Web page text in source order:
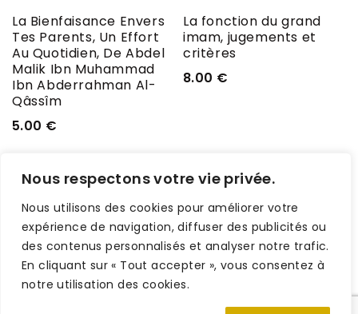
Nous respectons votre vie privée.
Nous utilisons des cookies pour améliorer votre
expérience de navigation, diffuser des publicités ou
des contenus personnalisés et analyser notre trafic.
En cliquant sur « Tout accepter », vous consentez à
notre utilisation des cookies.
La Bienfaisance Envers
Tes Parents, Un Effort
Au Quotidien, De Abdel
Malik Ibn Muhammad
Ibn Abderrahman Al-
Qâssîm
5.00 €
La fonction du grand
imam, jugements et
critères
8.00 €
Besoin d'aide ?